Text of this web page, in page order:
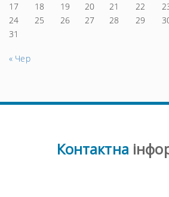
17
18 19 20 21 22
24
25 26 27 28 29
31
« Чер
Контактна